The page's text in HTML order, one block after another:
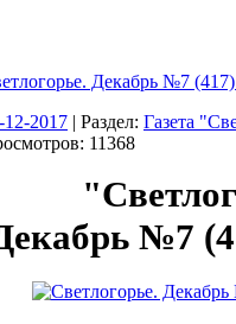
Декабрь №7
12-2017 | Раздел: Газета
11368
№7